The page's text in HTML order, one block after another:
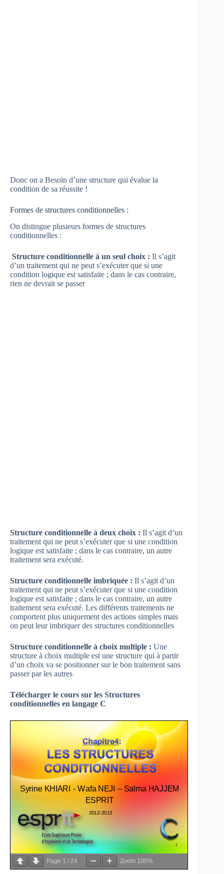
Donc on a Besoin d’une structure qui évalue la
condition de sa réussite !
Formes de structures conditionnelles :
On distingue plusieurs formes de structures
conditionnelles :
Structure conditionnelle à un seul choix : Il s’agit
d’un traitement qui ne peut s’exécuter que si une
condition logique est satisfaite ; dans le cas contraire,
rien ne devrait se passer
Structure conditionnelle à deux choix : Il s’agit d’un
traitement qui ne peut s’exécuter que si une condition
logique est satisfaite ; dans le cas contraire, un autre
traitement sera exécuté.
Structure conditionnelle imbriquée : Il s’agit d’un
traitement qui ne peut s’exécuter que si une condition
logique est satisfaite ; dans le cas contraire, un autre
traitement sera exécuté. Les différents traitements ne
comportent plus uniquement des actions simples mais
on peut leur imbriquer des structures conditionnelles
Structure conditionnelle à choix multiple : Une
structure à choix multiple est une structure qui à partir
d’un choix va se positionner sur le bon traitement sans
passer par les autres
Télécharger le cours sur les Structures
conditionnelles en langage C
Page 1 / 24 Zoom 100%